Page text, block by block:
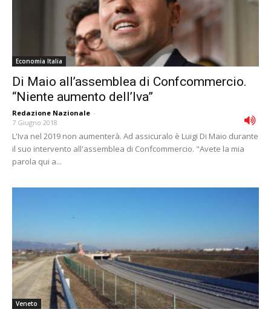
Economia Italia
Di Maio all’assemblea di Confcommercio.
“Niente aumento dell’Iva”
Redazione Nazionale -
7 Giugno 2018
L'Iva nel 2019 non aumenterà. Ad assicuralo è Luigi Di Maio durante
il suo intervento all'assemblea di Confcommercio. "Avete la mia
parola qui a...
Veneto